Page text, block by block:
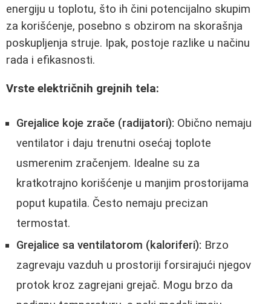
energiju u toplotu, što ih čini potencijalno skupim
za korišćenje, posebno s obzirom na skorašnja
poskupljenja struje. Ipak, postoje razlike u načinu
rada i efikasnosti.
Vrste električnih grejnih tela:
Grejalice koje zrače (radijatori): Obično nemaju
ventilator i daju trenutni osećaj toplote
usmerenim zračenjem. Idealne su za
kratkotrajno korišćenje u manjim prostorijama
poput kupatila. Često nemaju precizan
termostat.
Grejalice sa ventilatorom (kaloriferi): Brzo
zagrevaju vazduh u prostoriji forsirajući njegov
protok kroz zagrejani grejač. Mogu brzo da